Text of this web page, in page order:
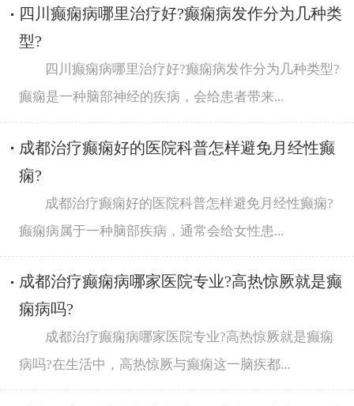
四川癫痫病哪里治疗好?癫痫病发作分为几种类
型?
四川癫痫病哪里治疗好?癫痫病发作分为几种类型?
癫痫是一种脑部神经的疾病，会给患者带来...
成都治疗癫痫好的医院科普怎样避免月经性癫
痫?
成都治疗癫痫好的医院科普怎样避免月经性癫痫?
癫痫病属于一种脑部疾病，通常会给女性患...
成都治疗癫痫病哪家医院专业?高热惊厥就是癫
痫病吗?
成都治疗癫痫病哪家医院专业?高热惊厥就是癫痫
病吗?在生活中，高热惊厥与癫痫这一脑疾都...